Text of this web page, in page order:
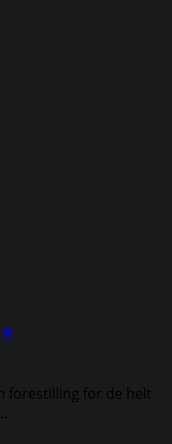
forestilling for de helt